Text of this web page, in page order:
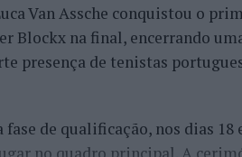
Van Assche conquistou o
Blockx na final, encerrando
presença de tenistas
de qualificação, nos dias 18